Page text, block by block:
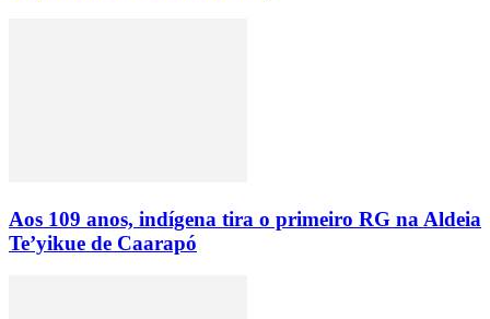
Aos 109 anos, indígena tira o primeiro RG na Aldeia
Te’yikue de Caarapó